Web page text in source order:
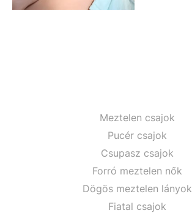
Meztelen csajok
Pucér csajok
Csupasz csajok
Forró meztelen nők
Dögös meztelen lányok
Fiatal csajok